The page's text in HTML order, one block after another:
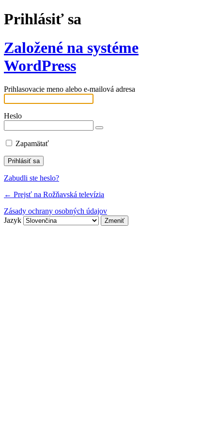
Prihlásiť sa
Založené na systéme
WordPress
Prihlasovacie meno alebo e-mailová adresa
Heslo
Zapamätať
Zabudli ste heslo?
← Prejsť na Rožňavská televízia
Zásady ochrany osobných údajov
Jazyk